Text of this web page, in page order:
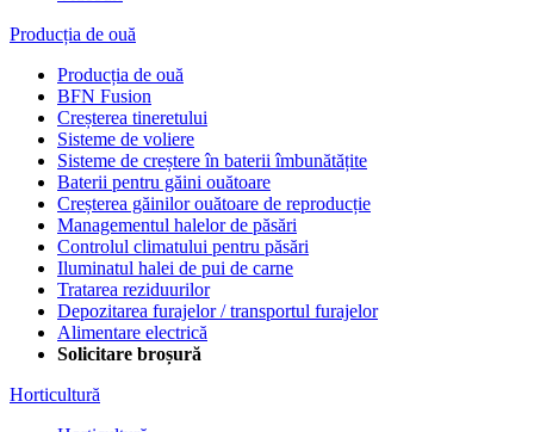
Producția de ouă
Producția de ouă
BFN Fusion
Creșterea tineretului
Sisteme de voliere
Sisteme de creștere în baterii îmbunătățite
Baterii pentru găini ouătoare
Creșterea găinilor ouătoare de reproducție
Managementul halelor de păsări
Controlul climatului pentru păsări
Iluminatul halei de pui de carne
Tratarea reziduurilor
Depozitarea furajelor / transportul furajelor
Alimentare electrică
Solicitare broșură
Horticultură